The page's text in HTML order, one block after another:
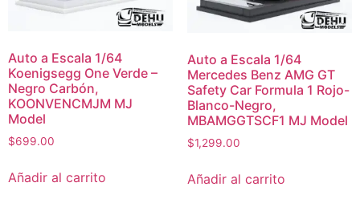
Auto a Escala 1/64
Koenigsegg One Verde –
Negro Carbón,
KOONVENCMJM MJ
Model
$699.00
Añadir al carrito
Auto a Escala 1/64
Mercedes Benz AMG GT
Safety Car Formula 1 Rojo-
Blanco-Negro,
MBAMGGTSCF1 MJ Model
$1,299.00
Añadir al carrito